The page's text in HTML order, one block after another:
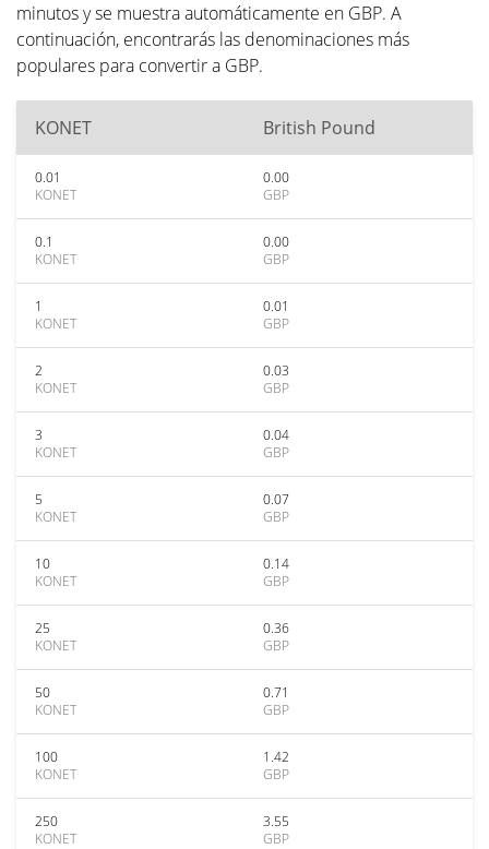
minutos y se muestra automáticamente en GBP. A
continuación, encontrarás las denominaciones más
populares para convertir a GBP.
KONET British Pound
0.01
KONET
0.00
GBP
0.1
KONET
0.00
GBP
1
KONET
0.01
GBP
2
KONET
0.03
GBP
3
KONET
0.04
GBP
5
KONET
0.07
GBP
10
KONET
0.14
GBP
25
KONET
0.36
GBP
50
KONET
0.71
GBP
100
KONET
1.42
GBP
250
KONET
3.55
GBP